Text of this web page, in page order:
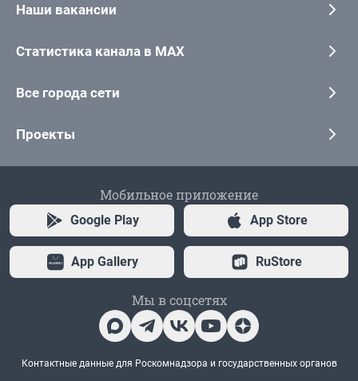
Наши вакансии
Статистика канала в MAX
Все города сети
Проекты
Мобильное приложение
Google Play App Store
App Gallery RuStore
Мы в соцсетях
Контактные данные для Роскомнадзора и государственных органов